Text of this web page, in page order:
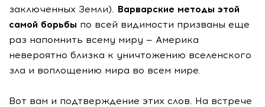
заключенных Земли). Варварские методы этой
самой борьбы по всей видимости призваны еще
раз напомнить всему миру — Америка
невероятно близка к уничтожению вселенского
зла и воплощению мира во всем мире.
Вот вам и подтверждение этих слов. На встрече